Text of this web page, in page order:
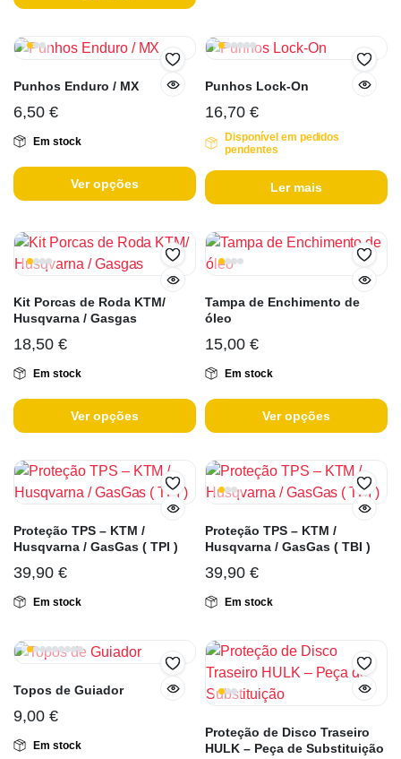
Punhos Enduro / MX
6,50 €
Em stock
Ver opções
Punhos Lock-On
16,70 €
Disponível em pedidos
pendentes
Ler mais
Kit Porcas de Roda KTM/
Husqvarna / Gasgas
18,50 €
Em stock
Ver opções
Tampa de Enchimento de
óleo
15,00 €
Em stock
Ver opções
Proteção TPS – KTM /
Husqvarna / GasGas ( TPI )
39,90 €
Em stock
Proteção TPS – KTM /
Husqvarna / GasGas ( TBI )
39,90 €
Em stock
Topos de Guiador
9,00 €
Em stock
Proteção de Disco Traseiro
HULK – Peça de Substituição